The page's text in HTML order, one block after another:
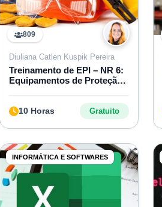
809
Diuliana Catlen Kuspik Pereira
Treinamento de EPI – NR 6:
Equipamentos de Proteção
10 Horas Gratuito
INFORMÁTICA E SOFTWARES